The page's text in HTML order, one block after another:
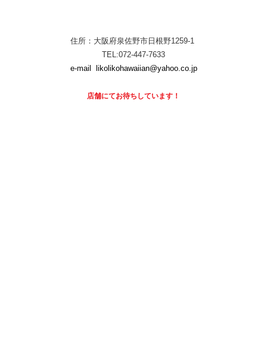
住所：大阪府泉佐野市日根野1259-1
TEL:072-447-7633
e-mail
likolikohawaiian@yahoo.co.jp
店舗にてお待ちしています！